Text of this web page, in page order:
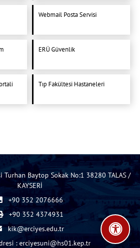
Webmail Posta Servisi
ERÜ Güvenlik
Tıp Fakültesi Hastaneleri
Turhan Baytop Sokak No:1 38280 TALAS /
KAYSERİ
+90 352 2076666
+90 352 4374931
kik@erciyes.edu.tr
: erciyesuni@hs01.kep.tr